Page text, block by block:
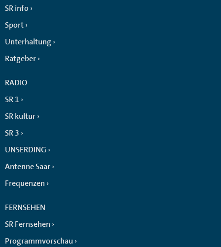
SR info
Sport
Unterhaltung
Ratgeber
RADIO
SR 1
SR kultur
SR 3
UNSERDING
Antenne Saar
Frequenzen
FERNSEHEN
SR Fernsehen
Programmvorschau